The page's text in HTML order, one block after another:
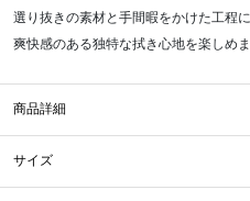
選り抜きの素材と手間暇をかけた工程
爽快感のある独特な拭き心地を楽しめま
商品詳細
サイズ